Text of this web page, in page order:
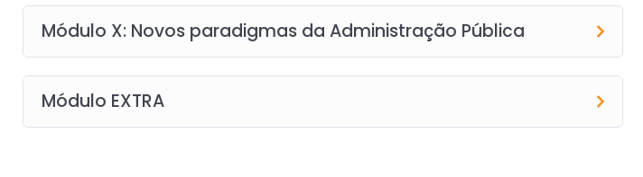
Módulo X: Novos paradigmas da Administração Pública
Módulo EXTRA